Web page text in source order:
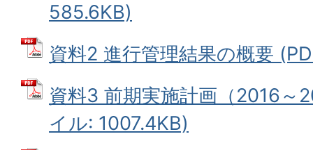
585.6KB)
資料2 進行管理結果の概要
資料3 前期実施計画（2016～
イル: 1007.4KB)